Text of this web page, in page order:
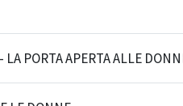
- LA PORTA APERTA ALLE